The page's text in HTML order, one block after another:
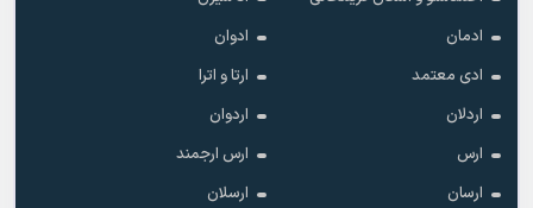
ادمان
ادوان
ادی معتمد
ارتا و اترا
اردلان
اردوان
ارس
ارس ارجمند
ارسان
ارسلان